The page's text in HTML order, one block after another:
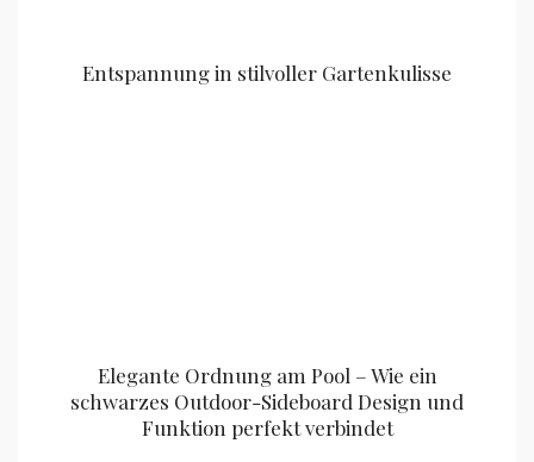
Entspannung in stilvoller Gartenkulisse
Elegante Ordnung am Pool – Wie ein
schwarzes Outdoor-Sideboard Design und
Funktion perfekt verbindet